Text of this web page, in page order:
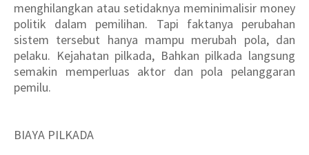
menghilangkan atau setidaknya meminimalisir money
politik dalam pemilihan. Tapi faktanya perubahan
sistem tersebut hanya mampu merubah pola, dan
pelaku. Kejahatan pilkada, Bahkan pilkada langsung
semakin memperluas aktor dan pola pelanggaran
pemilu.
BIAYA PILKADA